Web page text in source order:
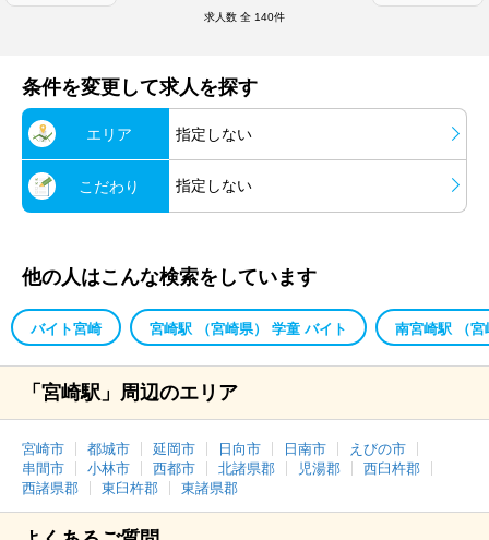
求人数 全 140件
条件を変更して求人を探す
エリア 指定しない
こだわり 指定しない
他の人はこんな検索をしています
バイト宮崎 宮崎駅 （宮崎県） 学童 バイト 南宮崎駅 （
「宮崎駅」周辺のエリア
宮崎市 都城市 延岡市 日向市 日南市
えびの市
串間市
小林市 西都市 北諸県郡 児湯郡
西臼杵郡
西諸県郡
東臼杵郡 東諸県郡